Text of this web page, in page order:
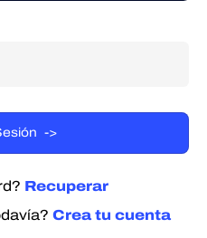
Recuperar
Crea tu cuenta